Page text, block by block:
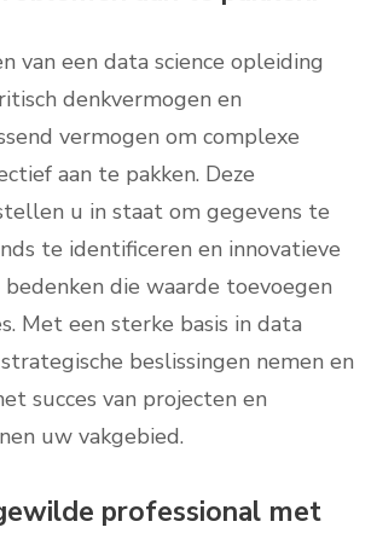
van een data science opleiding
denkvermogen en
vermogen om complexe
aan te pakken. Deze
u in staat om gegevens te
te identificeren en innovatieve
die waarde toevoegen
Met een sterke basis in data
beslissingen nemen en
succes van projecten en
uw vakgebied.
professional met